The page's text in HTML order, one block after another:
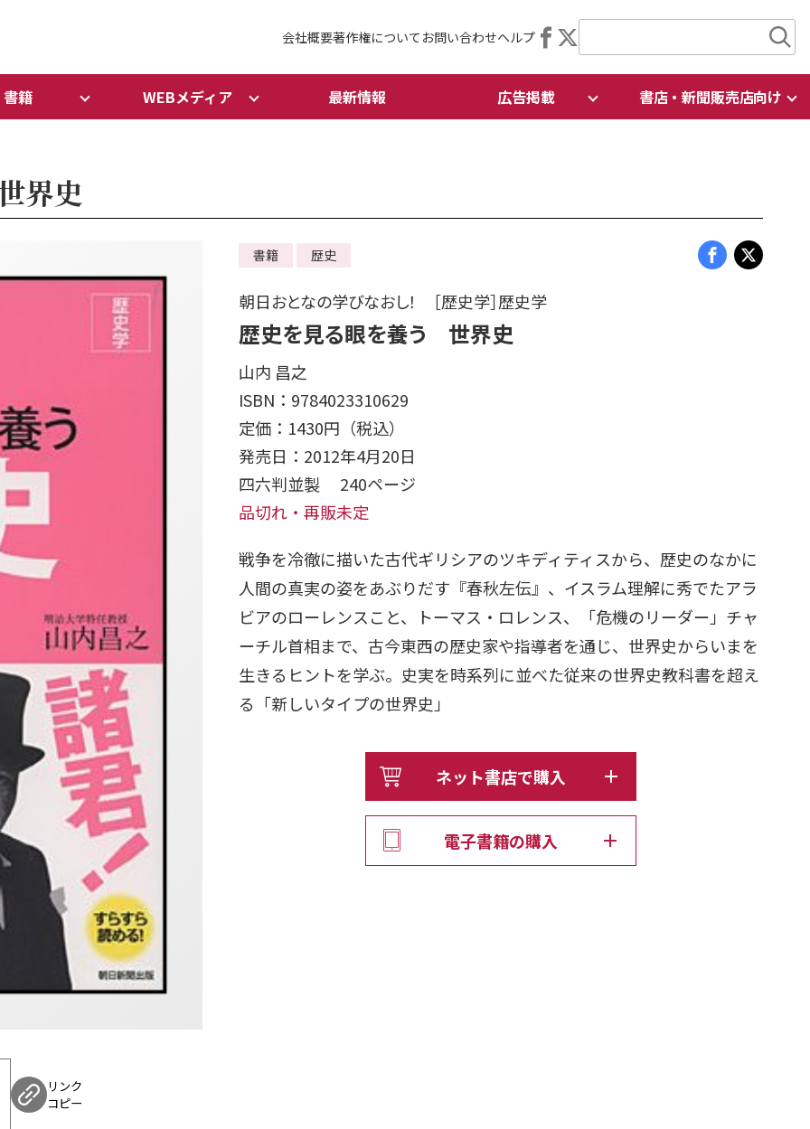
会社概要著作権について お問い合わせヘルプ
書籍 WEBメディア 最新情報 広告掲載 書店・新聞販売店向け
界史
リンク
コピー
書籍 歴史
朝日おとなの学びなおし！ ［歴史学］歴史学
歴史を見る眼を養う 世界史
山内 昌之
ISBN：9784023310629
定価：1430円（税込）
発売日：2012年4月20日
四六判並製 240ページ
品切れ・再販未定
戦争を冷徹に描いた古代ギリシアのツキディティスから、歴史のなかに
人間の真実の姿をあぶりだす『春秋左伝』、イスラム理解に秀でたアラ
ビアのローレンスこと、トーマス・ロレンス、「危機のリーダー」チャ
ーチル首相まで、古今東西の歴史家や指導者を通じ、世界史からいまを
生きるヒントを学ぶ。史実を時系列に並べた従来の世界史教科書を超え
る「新しいタイプの世界史」
ネット書店で購入
電子書籍の購入